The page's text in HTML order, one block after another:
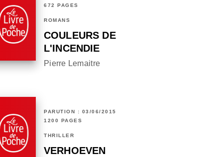
672 PAGES
ROMANS
COULEURS DE
L'INCENDIE
Pierre Lemaitre
PARUTION : 03/06/2015
1200 PAGES
THRILLER
VERHOEVEN